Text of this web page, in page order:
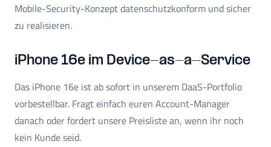
Mobile-Security-Konzept datenschutzkonform und sicher
zu realisieren.
iPhone 16e im Device-as-a-Service
Das iPhone 16e ist ab sofort in unserem DaaS-Portfolio
vorbestellbar. Fragt einfach euren Account-Manager
danach oder fordert unsere Preisliste an, wenn ihr noch
kein Kunde seid.